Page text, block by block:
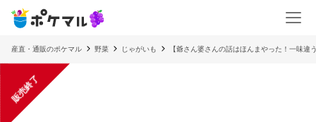
産直・通販のポケマル 野菜 じゃがいも 【爺さん婆さんの話はほんまやった！一味
販売終了